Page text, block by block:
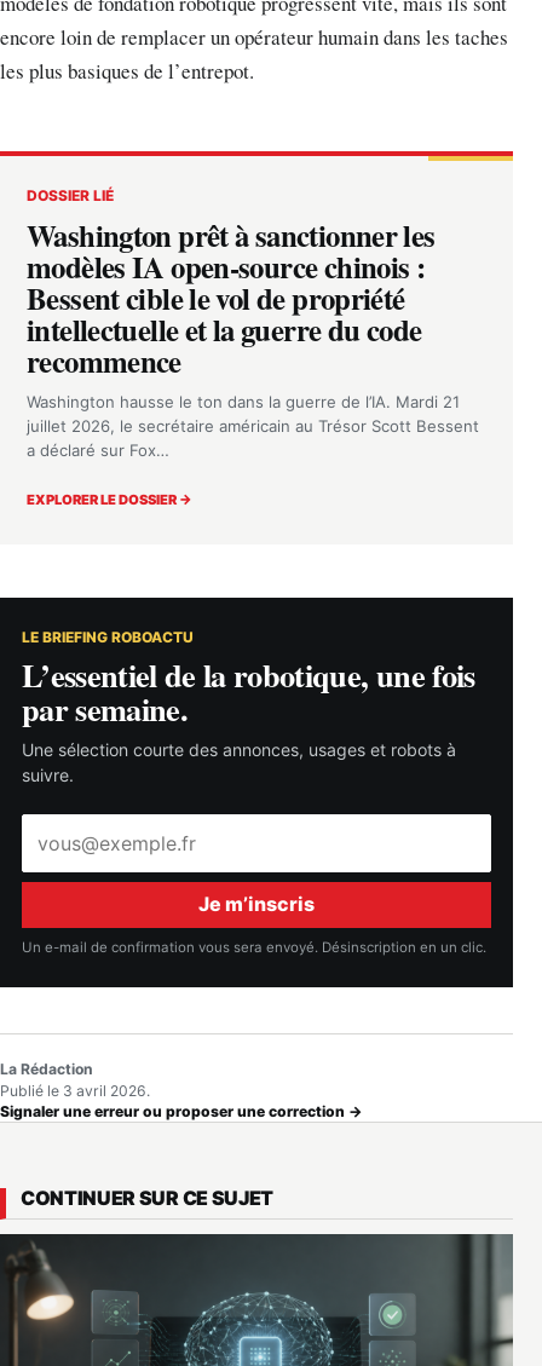
encore loin de remplacer un opérateur humain dans les taches
les plus basiques de l’entrepot.
DOSSIER LIÉ
Washington prêt à sanctionner les
modèles IA open-source chinois :
Bessent cible le vol de propriété
intellectuelle et la guerre du code
recommence
Washington hausse le ton dans la guerre de l’IA. Mardi 21
juillet 2026, le secrétaire américain au Trésor Scott Bessent
a déclaré sur Fox…
EXPLORER LE DOSSIER →
LE BRIEFING ROBOACTU
L’essentiel de la robotique, une fois
par semaine.
Une sélection courte des annonces, usages et robots à
suivre.
mail
Je m’inscris
Un e-mail de confirmation vous sera envoyé. Désinscription en un clic.
La Rédaction
Publié le 3 avril 2026.
Signaler une erreur ou proposer une correction →
CONTINUER SUR CE SUJET